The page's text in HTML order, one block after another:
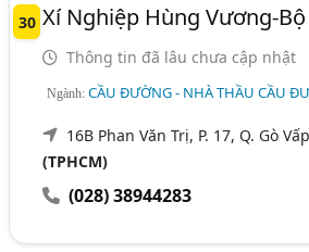
30 Xí Nghiệp Hùng Vương-
Thông tin đã lâu chưa cập nhật
Ngành:CẦU ĐƯỜNG - NHÀ THẦU CẦU
16B Phan Văn Trị, P. 17, Q. Gò
(TPHCM)
(028) 38944283